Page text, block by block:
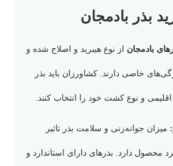
بذر بادمجان
بادمجان از نوع هیبرید و اصلاح شده و
خاصی دارند. کشاورزان باید بذر
و نوع کشت خود را انتخاب کنند.
میزان جوانه‌زنی و سلامت بذر تاثیر
محصول دارد. بذرهای دارای استاندارد و